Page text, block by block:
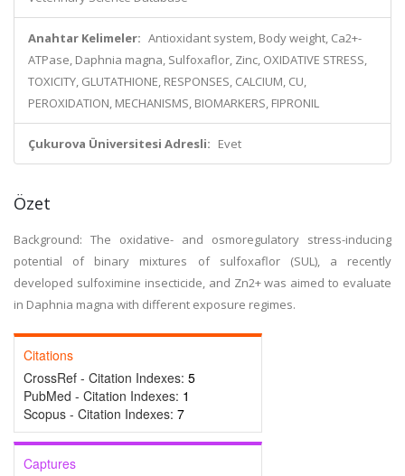
Anahtar Kelimeler: Antioxidant system, Body weight, Ca2+-
ATPase, Daphnia magna, Sulfoxaflor, Zinc, OXIDATIVE STRESS,
TOXICITY, GLUTATHIONE, RESPONSES, CALCIUM, CU,
PEROXIDATION, MECHANISMS, BIOMARKERS, FIPRONIL
Çukurova Üniversitesi Adresli: Evet
Özet
Background: The oxidative- and osmoregulatory stress-inducing
potential of binary mixtures of sulfoxaflor (SUL), a recently
developed sulfoximine insecticide, and Zn2+ was aimed to evaluate
in Daphnia magna with different exposure regimes.
Citations
CrossRef - Citation Indexes: 5
PubMed - Citation Indexes: 1
Scopus - Citation Indexes: 7
Captures